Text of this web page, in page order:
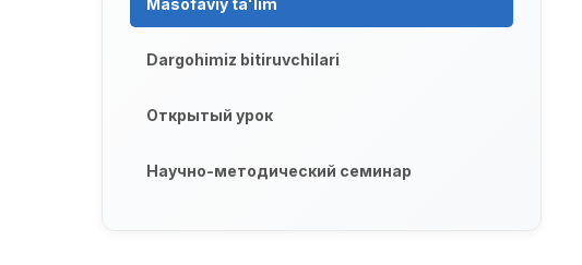
Masofaviy ta'lim
Dargohimiz bitiruvchilari
Открытый урок
Научно-методический семинар